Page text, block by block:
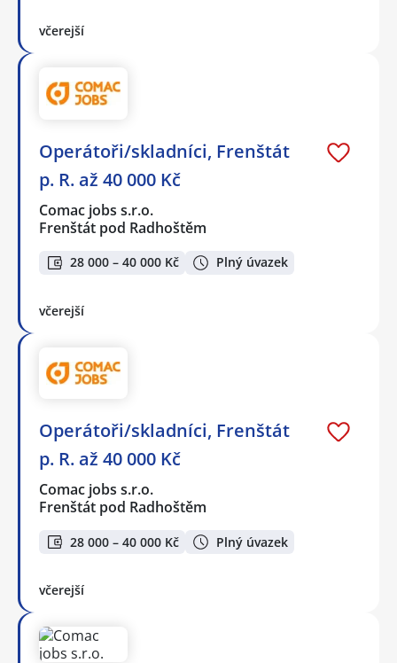
včerejší
Operátoři/skladníci, Frenštát
p. R. až 40 000 Kč
Comac jobs s.r.o.
Frenštát pod Radhoštěm
28 000 – 40 000 Kč Plný úvazek
včerejší
Operátoři/skladníci, Frenštát
p. R. až 40 000 Kč
Comac jobs s.r.o.
Frenštát pod Radhoštěm
28 000 – 40 000 Kč Plný úvazek
včerejší